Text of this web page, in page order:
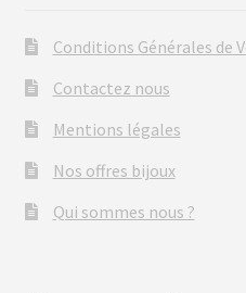
Conditions Générales de
Contactez nous
Mentions légales
Nos offres bijoux
Qui sommes nous ?